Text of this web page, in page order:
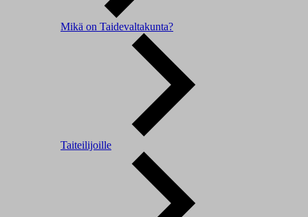
Mikä on Taidevaltakunta?
Taiteilijoille